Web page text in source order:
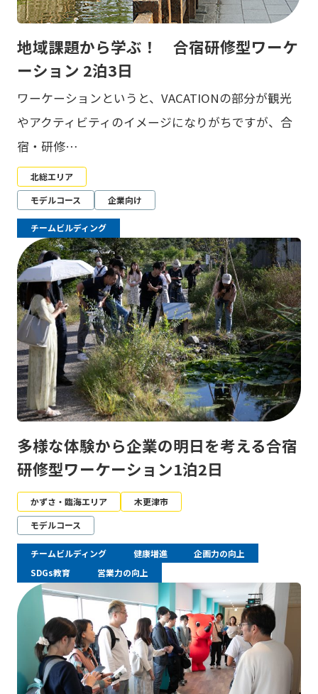
地域課題から学ぶ！ 合宿研修型ワーケ
ーション 2泊3日
ワーケーションというと、VACATIONの部分が観光
やアクティビティのイメージになりがちですが、合
宿・研修…
北総エリア
モデルコース
企業向け
チームビルディング
多様な体験から企業の明日を考える合宿
研修型ワーケーション1泊2日
かずさ・臨海エリア
木更津市
モデルコース
チームビルディング 健康増進
企画力の向上
SDGs教育
営業力の向上